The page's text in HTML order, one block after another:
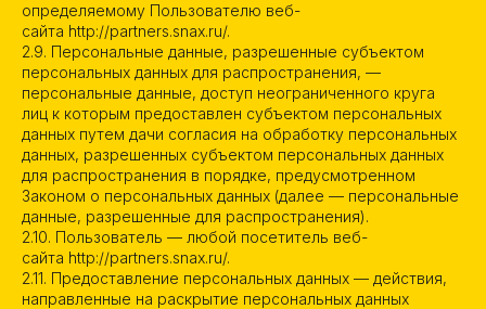
определяемому Пользователю веб-
сайта http://partners.snax.ru/.
2.9. Персональные данные, разрешенные субъектом
персональных данных для распространения, —
персональные данные, доступ неограниченного круга
лиц к которым предоставлен субъектом персональных
данных путем дачи согласия на обработку персональных
данных, разрешенных субъектом персональных данных
для распространения в порядке, предусмотренном
Законом о персональных данных (далее — персональные
данные, разрешенные для распространения).
2.10. Пользователь — любой посетитель веб-
сайта http://partners.snax.ru/.
2.11. Предоставление персональных данных — действия,
направленные на раскрытие персональных данных